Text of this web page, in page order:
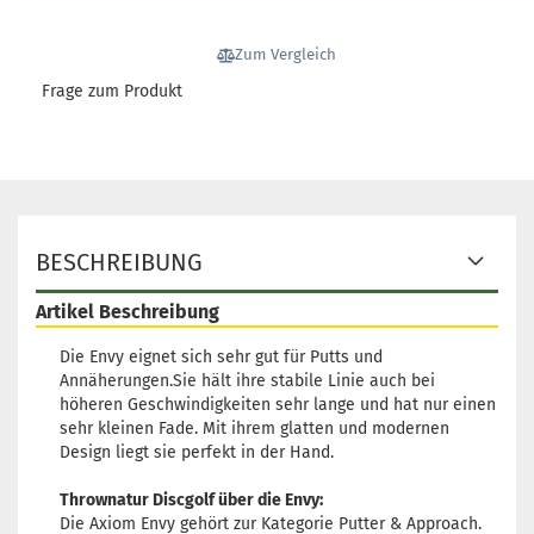
Lieferzeit:2 - 3 Arbeitstage
Zum Vergleich
Frage zum Produkt
BESCHREIBUNG
Artikel Beschreibung
Die Envy eignet sich sehr gut für Putts und
Annäherungen.Sie hält ihre stabile Linie auch bei
höheren Geschwindigkeiten sehr lange und hat nur einen
sehr kleinen Fade. Mit ihrem glatten und modernen
Design liegt sie perfekt in der Hand.
Thrownatur Discgolf über die Envy:
Die Axiom Envy gehört zur Kategorie Putter & Approach.